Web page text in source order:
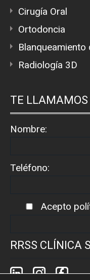
Cirugía Oral
Ortodoncia
Blanqueamiento
Radiología 3D
TE LLAMAMOS
Nombre:
Teléfono:
Acepto
RRSS CLÍNICA